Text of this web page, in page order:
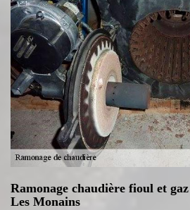
Ramonage chaudière fioul et
Les Monains